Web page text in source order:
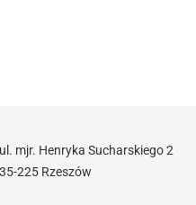
ul. mjr. Henryka Sucharskiego 2
35-225 Rzeszów